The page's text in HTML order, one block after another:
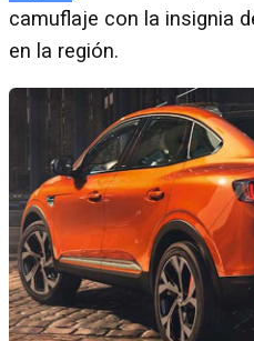
camuflaje con la insignia
en la región.